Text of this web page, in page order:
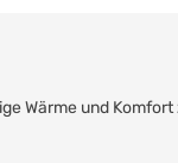
Wärme und